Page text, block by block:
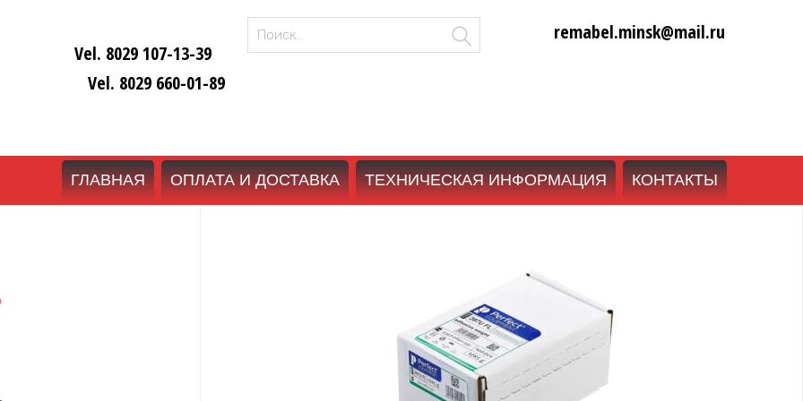
Vel. 8029 107-13-39
Vel. 8029 660-01-89
Найти: remabel.minsk@mail.ru
ГЛАВНАЯ ОПЛАТА И ДОСТАВКА ТЕХНИЧЕСКАЯ ИНФОРМАЦИЯ КОНТАКТЫ